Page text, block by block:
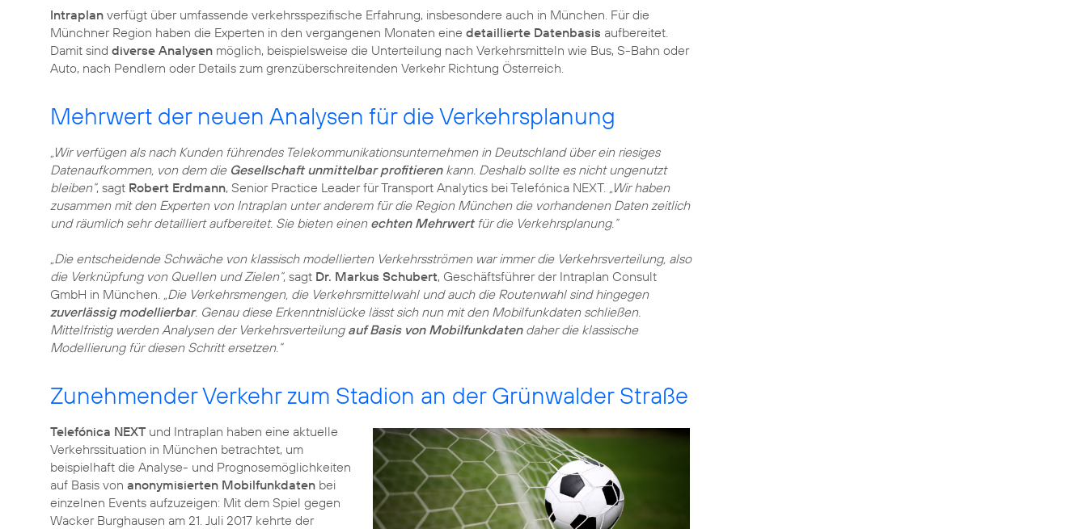
Intraplan verfügt über umfassende verkehrsspezifische Erfahrung, insbesondere auch in München. Für die
Münchner Region haben die Experten in den vergangenen Monaten eine detaillierte Datenbasis aufbereitet.
Damit sind diverse Analysen möglich, beispielsweise die Unterteilung nach Verkehrsmitteln wie Bus, S-Bahn oder
Auto, nach Pendlern oder Details zum grenzüberschreitenden Verkehr Richtung Österreich.
Mehrwert der neuen Analysen für die Verkehrsplanung
„Wir verfügen als nach Kunden führendes Telekommunikationsunternehmen in Deutschland über ein riesiges
Datenaufkommen, von dem die Gesellschaft unmittelbar profitierenkann. Deshalb sollte es nicht ungenutzt
bleiben“, sagt Robert Erdmann, Senior Practice Leader für Transport Analytics bei Telefónica NEXT. „Wir haben
zusammen mit den Experten von Intraplan unter anderem für die Region München die vorhandenen Daten zeitlich
und räumlich sehr detailliert aufbereitet. Sie bieten einen echten Mehrwertfür die Verkehrsplanung.“
„Die entscheidende Schwäche von klassisch modellierten Verkehrsströmen war immer die Verkehrsverteilung, also
die Verknüpfung von Quellen und Zielen“, sagt Dr. Markus Schubert, Geschäftsführer der Intraplan Consult
GmbH in München. „Die Verkehrsmengen, die Verkehrsmittelwahl und auch die Routenwahl sind hingegen
zuverlässig modellierbar. Genau diese Erkenntnislücke lässt sich nun mit den Mobilfunkdaten schließen.
Mittelfristig werden Analysen der Verkehrsverteilung auf Basis von Mobilfunkdatendaher die klassische
Modellierung für diesen Schritt ersetzen.“
Zunehmender Verkehr zum Stadion an der Grünwalder Straße
Telefónica NEXT und Intraplan haben eine aktuelle
Verkehrssituation in München betrachtet, um
beispielhaft die Analyse- und Prognosemöglichkeiten
auf Basis von anonymisierten Mobilfunkdaten bei
einzelnen Events aufzuzeigen: Mit dem Spiel gegen
Wacker Burghausen am 21. Juli 2017 kehrte der